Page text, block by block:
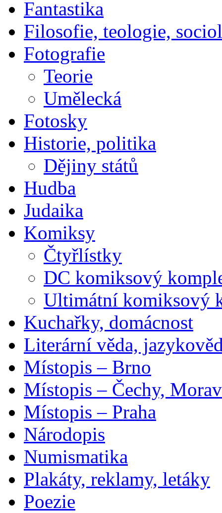
Fantastika
Filosofie, teologie,
Fotografie
Teorie
Umělecká
Fotosky
Historie, politika
Dějiny států
Hudba
Judaika
Komiksy
Čtyřlístky
DC komiksový
Ultimátní komiksový
Kuchařky, domácnost
Literární věda,
Místopis – Brno
Místopis – Čechy,
Místopis – Praha
Národopis
Numismatika
Plakáty, reklamy, letáky
Poezie